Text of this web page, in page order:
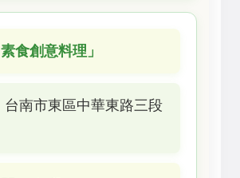
素食創意料理」
台南市東區中華東路三段